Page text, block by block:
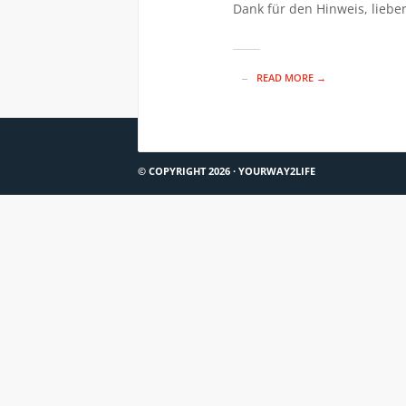
Dank für den Hinweis,
READ MORE →
© COPYRIGHT 2026 · YOURWAY2LIFE